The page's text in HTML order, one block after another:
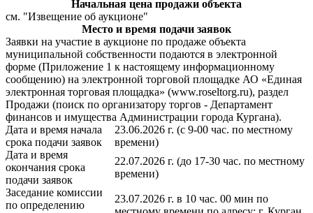
Начальная цена продажи объекта
см. "Извещение об аукционе"
Место и время подачи заявок
Заявки на участие в аукционе по продаже объекта
муниципальной собственности подаются в электронной
форме (Приложение 1 к настоящему информационному
сообщению) на электронной торговой площадке АО «Единая
электронная торговая площадка» (www.roseltorg.ru), раздел
Продажи (поиск по организатору торгов - Департамент
финансов и имущества Администрации города Кургана).
Дата и время начала
срока подачи заявок
23.06.2026 г. (с 9-00 час. по местному
времени)
Дата и время
окончания срока
подачи заявок
22.07.2026 г. (до 17-30 час. по местному
времени)
Заседание комиссии
по определению
23.07.2026 г. в 10 час. 00 мин по